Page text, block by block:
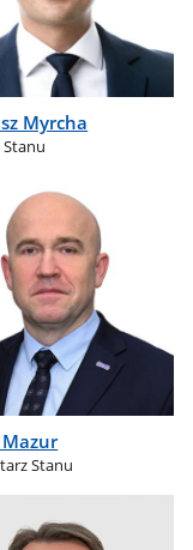
Myrcha
Stanu